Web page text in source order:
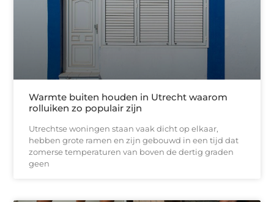
Warmte buiten houden in Utrecht waarom
rolluiken zo populair zijn
Utrechtse woningen staan vaak dicht op elkaar,
hebben grote ramen en zijn gebouwd in een tijd dat
zomerse temperaturen van boven de dertig graden
geen